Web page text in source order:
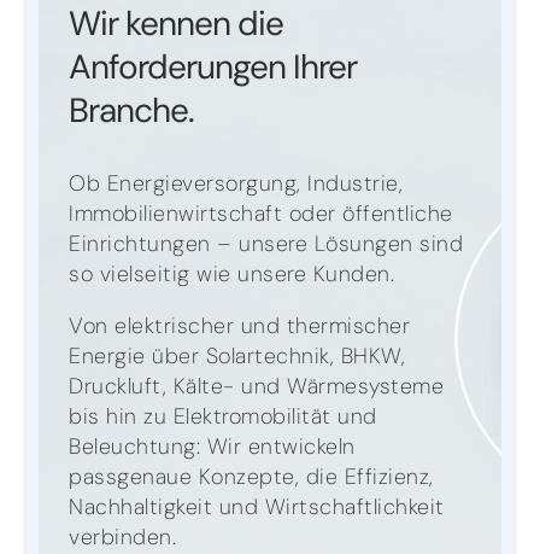
Wir kennen die
Anforderungen Ihrer
Branche.
Ob Energieversorgung, Industrie,
Immobilienwirtschaft oder öffentliche
Einrichtungen – unsere Lösungen sind
so vielseitig wie unsere Kunden.
Von elektrischer und thermischer
Energie über Solartechnik, BHKW,
Druckluft, Kälte- und Wärmesysteme
bis hin zu Elektromobilität und
Beleuchtung: Wir entwickeln
passgenaue Konzepte, die Effizienz,
Nachhaltigkeit und Wirtschaftlichkeit
verbinden.